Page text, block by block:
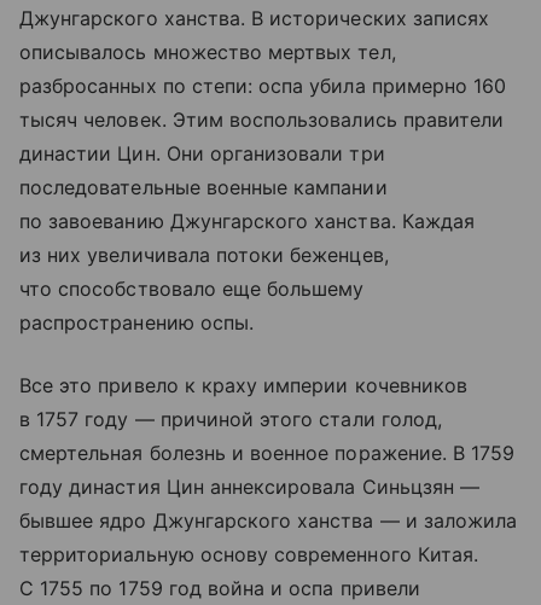
Джунгарского ханства. В исторических записях
описывалось множество мертвых тел,
разбросанных по степи: оспа убила примерно 160
тысяч человек. Этим воспользовались правители
династии Цин. Они организовали три
последовательные военные кампании
по завоеванию Джунгарского ханства. Каждая
из них увеличивала потоки беженцев,
что способствовало еще большему
распространению оспы.
Все это привело к краху империи кочевников
в 1757 году — причиной этого стали голод,
смертельная болезнь и военное поражение. В 1759
году династия Цин аннексировала Синьцзян —
бывшее ядро Джунгарского ханства — и заложила
территориальную основу современного Китая.
С 1755 по 1759 год война и оспа привели